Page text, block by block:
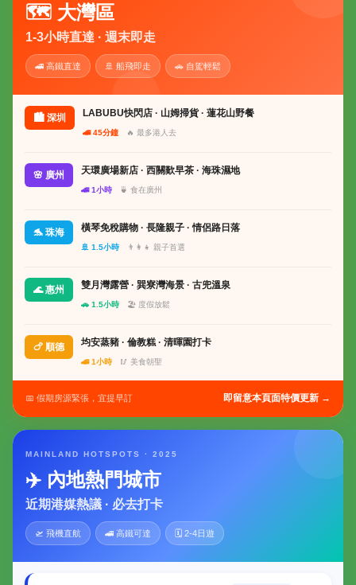
🗺 大灣區
1-3小時直達 · 週末即走
🚄 高鐵直達 🚢 船飛即走 🚗 自駕輕鬆
🏙 深圳 LABUBU快閃店 · 山姆掃貨 · 蓮花山野餐
🚄 45分鐘 🔥 最多港人去
🌸 廣州 天環廣場新店 · 西關歎早茶 · 海珠濕地
🚄 1小時 🍵 食在廣州
🐬 珠海 橫琴免稅購物 · 長隆親子 · 情侶路日落
🚢 1.5小時 👨‍👩‍👧 親子首選
🌊 惠州 雙月灣露營 · 巽寮灣海景 · 古兜溫泉
🚗 1.5小時 🏖 度假放鬆
🍗 順德 均安蒸豬 · 倫教糕 · 清暉園打卡
🚄 1小時 🥢 美食朝聖
📅 假期房源緊張，宜提早訂 即留意本頁面特價更新 →
MAINLAND HOTSPOTS · 2025
✈️ 內地熱門城市
近期港媒熱議 · 必去打卡
🛫 飛機直航 🚄 高鐵可達 🗓 2-4日遊